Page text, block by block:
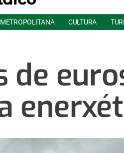
CULTURA
de